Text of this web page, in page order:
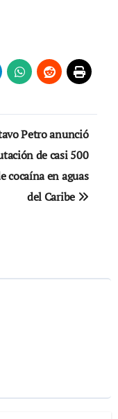
Petro anunció
de casi 500
cocaína en aguas
del Caribe